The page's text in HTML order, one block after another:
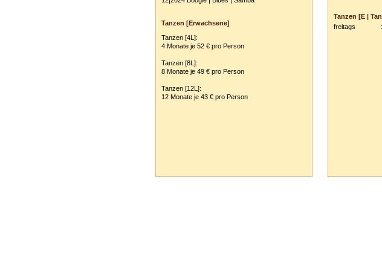
Tanzen [Erwachsene]
Tanzen [4L]:
4 Monate je 52 € pro Person
Tanzen [8L]:
8 Monate je 49 € pro Person
Tanzen [12L]:
12 Monate je 43 € pro Person
Tanzen [E |
freitags
Anschrift: